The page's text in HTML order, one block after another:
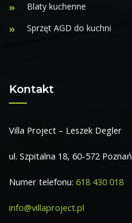
Blaty kuchenne
Sprzęt AGD do kuchni
Kontakt
Villa Project – Leszek Degler
ul. Szpitalna 18, 60-572 Poznań
Numer telefonu: 618 430 018
info@villaproject.pl